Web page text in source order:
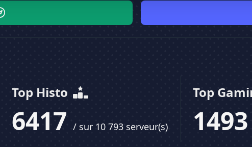
Top Histo
6417 / sur 10 793 serveur(s)
Top
1493